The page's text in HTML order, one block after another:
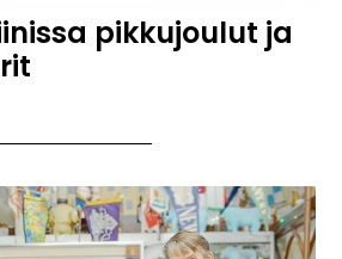
pikkujoulut ja